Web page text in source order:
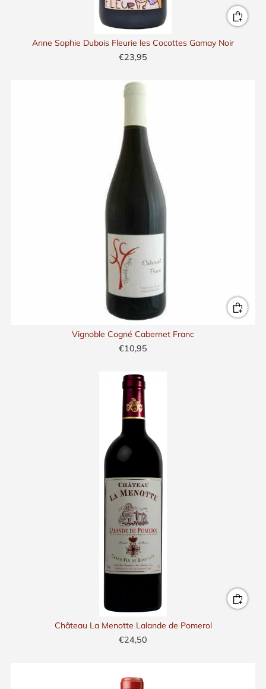
Anne Sophie Dubois Fleurie les Cocottes Gamay Noir
€23,95
Vignoble Cogné Cabernet Franc
€10,95
Château La Menotte Lalande de Pomerol
€24,50